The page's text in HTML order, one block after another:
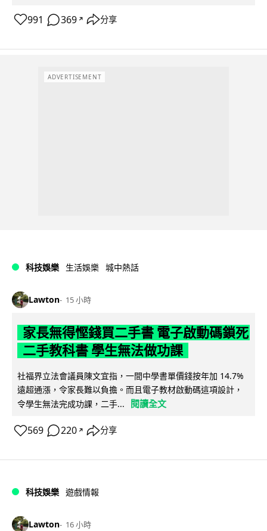
991 369 ↗ 分享
ADVERTISEMENT
科技娛樂 生活娛樂 城中熱話
Lawton 15 小時
家長無得慳錢買二手書 電子啟動碼鎖死
二手教科書 學生無法做功課
社福界立法會議員陳文宜指，一間中學書單價錢按年加 14.7%
遠超通漲，令家長難以負擔。而且電子教材啟動碼這項設計，
令學生無法完成功課，二手...
閱讀全文
569 220 ↗ 分享
科技娛樂 遊戲情報
Lawton 16 小時